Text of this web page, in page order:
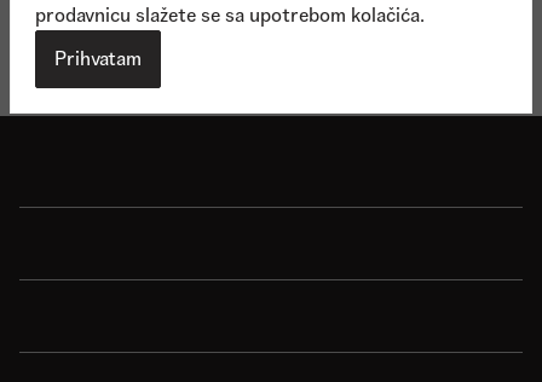
Vidi više
prodavnicu slažete se sa upotrebom kolačića.
Prihvatam